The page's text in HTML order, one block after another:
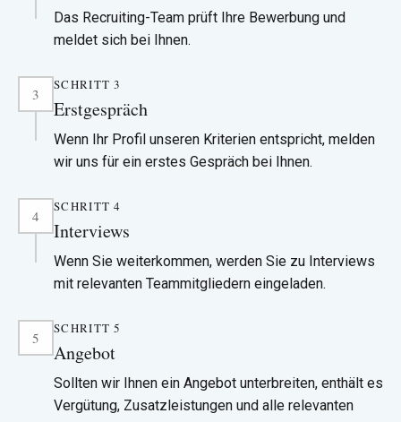
Das Recruiting-Team prüft Ihre Bewerbung und
meldet sich bei Ihnen.
Die Kontaktdaten des Recruiters und des Hiring
Managers finden Sie in der Stellenanzeige.
3
SCHRITT 3
Erstgespräch
Wenn Ihr Profil unseren Kriterien entspricht, melden
wir uns für ein erstes Gespräch bei Ihnen.
Alternativ können Sie über unser RecRight-Tool zu
einem Video-Interview eingeladen werden. Behalten Sie
4
SCHRITT 4
Interviews
Wenn Sie weiterkommen, werden Sie zu Interviews
mit relevanten Teammitgliedern eingeladen.
Persönlichkeitstests und Background-Checks können
Teil des Prozesses sein. Bringen Sie Ihre Fragen mit —
5
SCHRITT 5
Angebot
Sollten wir Ihnen ein Angebot unterbreiten, enthält es
Vergütung, Zusatzleistungen und alle relevanten